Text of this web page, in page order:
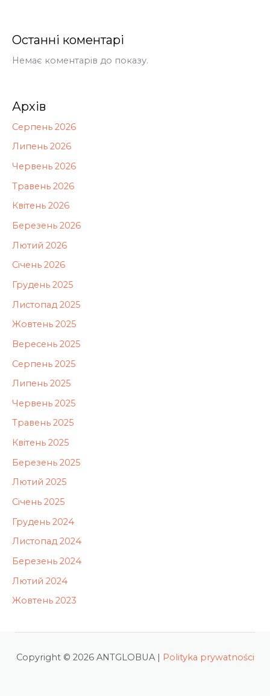
Останні коментарі
Немає коментарів до показу.
Архів
Серпень 2026
Липень 2026
Червень 2026
Травень 2026
Квітень 2026
Березень 2026
Лютий 2026
Січень 2026
Грудень 2025
Листопад 2025
Жовтень 2025
Вересень 2025
Серпень 2025
Липень 2025
Червень 2025
Травень 2025
Квітень 2025
Березень 2025
Лютий 2025
Січень 2025
Грудень 2024
Листопад 2024
Березень 2024
Лютий 2024
Жовтень 2023
Copyright © 2026 ANTGLOBUA | Polityka prywatności